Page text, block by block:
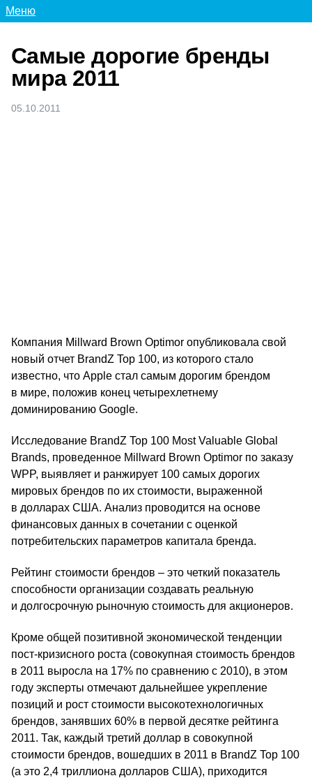
Меню
Самые дорогие бренды
мира 2011
05.10.2011
Компания Millward Brown Optimor опубликовала свой
новый отчет BrandZ Top 100, из которого стало
известно, что Apple стал самым дорогим брендом
в мире, положив конец четырехлетнему
доминированию Google.
Исследование BrandZ Top 100 Most Valuable Global
Brands, проведенное Millward Brown Optimor по заказу
WPP, выявляет и ранжирует 100 самых дорогих
мировых брендов по их стоимости, выраженной
в долларах США. Анализ проводится на основе
финансовых данных в сочетании с оценкой
потребительских параметров капитала бренда.
Рейтинг стоимости брендов – это четкий показатель
способности организации создавать реальную
и долгосрочную рыночную стоимость для акционеров.
Кроме общей позитивной экономической тенденции
пост-кризисного роста (совокупная стоимость брендов
в 2011 выросла на 17% по сравнению с 2010), в этом
году эксперты отмечают дальнейшее укрепление
позиций и рост стоимости высокотехнологичных
брендов, занявших 60% в первой десятке рейтинга
2011. Так, каждый третий доллар в совокупной
стоимости брендов, вошедших в 2011 в BrandZ Top 100
(а это 2,4 триллиона долларов США), приходится